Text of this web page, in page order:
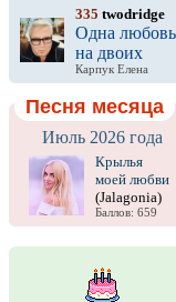
335 twodridge
Одна любовь
на двоих
Карпук Елена
Песня месяца
Июль 2026 года
Крылья
моей любви
(Jalagonia)
Баллов: 659